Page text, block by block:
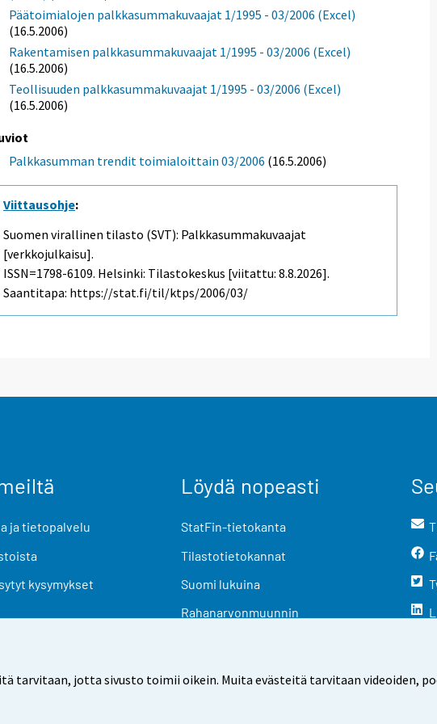
tarvitaan, jotta sivusto toimii oikein. Muita evästeitä tarvitaan videoiden,
Päätoimialojen palkkasummakuvaajat 1/1995 - 03/2006 (Excel)
(16.5.2006)
Rakentamisen palkkasummakuvaajat 1/1995 - 03/2006 (Excel)
(16.5.2006)
Teollisuuden palkkasummakuvaajat 1/1995 - 03/2006 (Excel)
(16.5.2006)
Palkkasumman trendit toimialoittain 03/2006 (16.5.2006)
Viittausohje:
Suomen virallinen tilasto (SVT): Palkkasummakuvaajat
[verkkojulkaisu].
ISSN=1798-6109. Helsinki: Tilastokeskus [viitattu: 8.8.2026].
Saantitapa: https://stat.fi/til/ktps/2006/03/
ja tietopalvelu
kysymykset
Löydä nopeasti
StatFin-tietokanta
Tilastotietokannat
Suomi lukuina
Rahanarvonmuunnin